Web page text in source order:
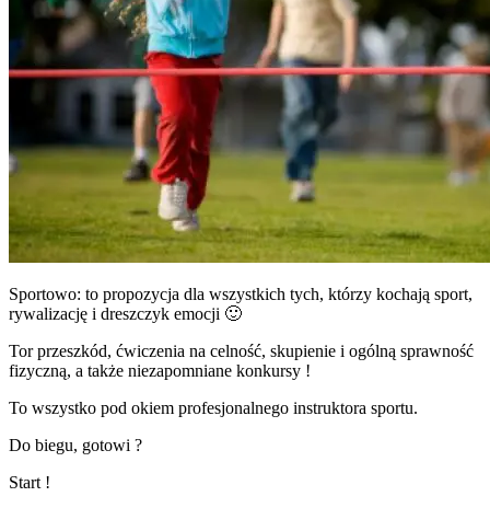
Sportowo: to propozycja dla wszystkich tych, którzy kochają sport,
rywalizację i dreszczyk emocji 🙂
Tor przeszkód, ćwiczenia na celność, skupienie i ogólną sprawność
fizyczną, a także niezapomniane konkursy !
To wszystko pod okiem profesjonalnego instruktora sportu.
Do biegu, gotowi ?
Start !